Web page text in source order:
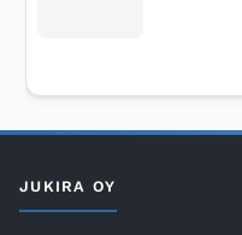
JUKIRA OY